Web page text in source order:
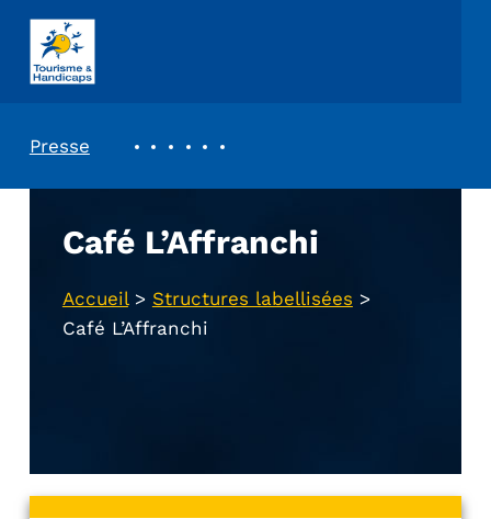
ASSOCIATION TOURISME ET HANDICAPS
Presse
Café L’Affranchi
Accueil> Structures labellisées >
Café L’Affranchi